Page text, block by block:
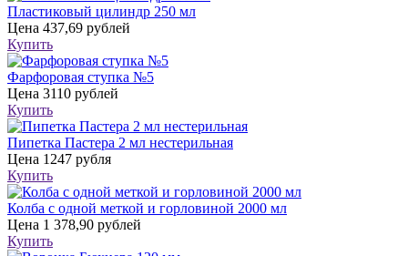
Пластиковый цилиндр 250 мл
Цена 437,69 рублей
Купить
Фарфоровая ступка №5
Цена 3110 рублей
Купить
Пипетка Пастера 2 мл нестерильная
Цена 1247 рубля
Купить
Колба с одной меткой и горловиной 2000 мл
Цена 1 378,90 рублей
Купить